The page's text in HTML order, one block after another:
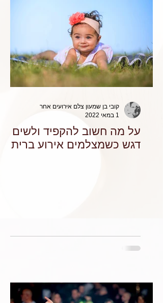
על מה חשוב להקפיד ולשים
דגש כשמצלמים אירוע ברית
קובי בן שמעון צלם אירועים אחר
1 במאי 2022